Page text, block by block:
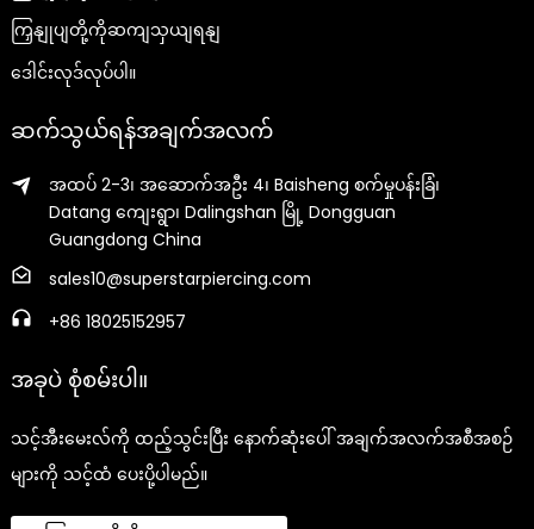
ကြှနျုပျတို့ကိုဆကျသှယျရနျ
ဒေါင်းလုဒ်လုပ်ပါ။
ဆက်သွယ်ရန်အချက်အလက်
အထပ် 2-3၊ အဆောက်အဦး 4၊ Baisheng စက်မှုပန်းခြံ၊
Datang ကျေးရွာ၊ Dalingshan မြို့ Dongguan
Guangdong China
sales10@superstarpiercing.com
+86 18025152957
အခုပဲ စုံစမ်းပါ။
သင့်အီးမေးလ်ကို ထည့်သွင်းပြီး နောက်ဆုံးပေါ် အချက်အလက်အစီအစဉ်
များကို သင့်ထံ ပေးပို့ပါမည်။